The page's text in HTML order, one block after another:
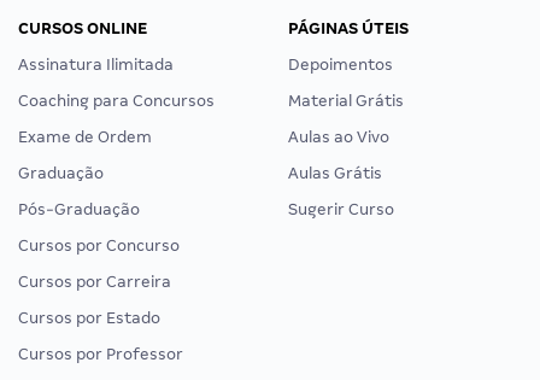
CURSOS ONLINE
Assinatura Ilimitada
Coaching para Concursos
Exame de Ordem
Graduação
Pós-Graduação
Cursos por Concurso
Cursos por Carreira
Cursos por Estado
Cursos por Professor
PÁGINAS ÚTEIS
Depoimentos
Material Grátis
Aulas ao Vivo
Aulas Grátis
Sugerir Curso